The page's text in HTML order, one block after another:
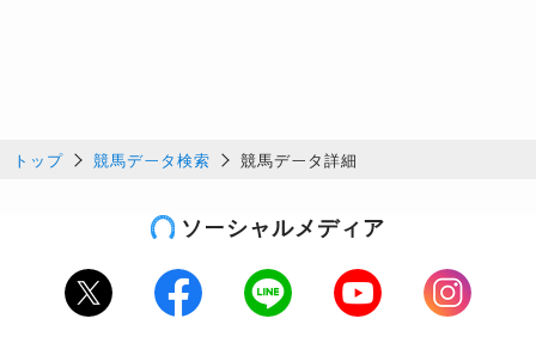
トップ 競馬データ検索 競馬データ詳細
ソーシャルメディア
Twitter Facebook LINE Youtube
Instagram